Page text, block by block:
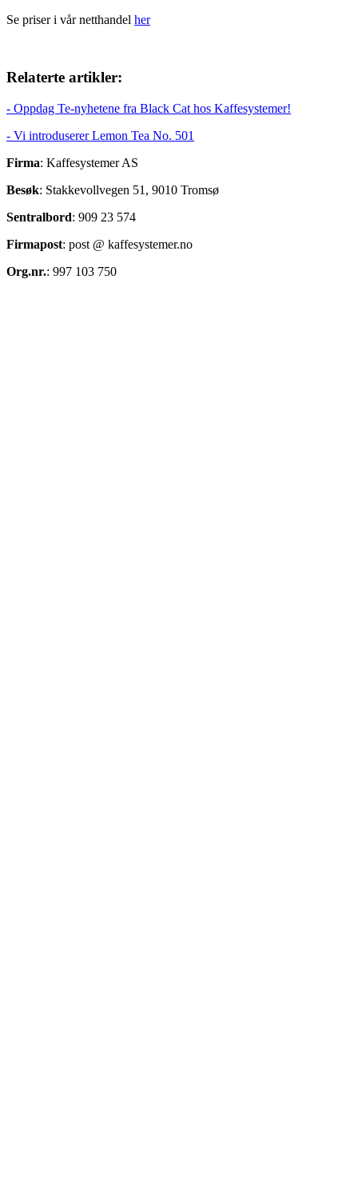
Se priser i vår netthandel her
Relaterte artikler:
- Oppdag Te-nyhetene fra Black Cat hos Kaffesystemer!
- Vi introduserer Lemon Tea No. 501
Firma: Kaffesystemer AS
Besøk: Stakkevollvegen 51, 9010 Tromsø
Sentralbord: 909 23 574
Firmapost: post @ kaffesystemer.no
Org.nr.: 997 103 750